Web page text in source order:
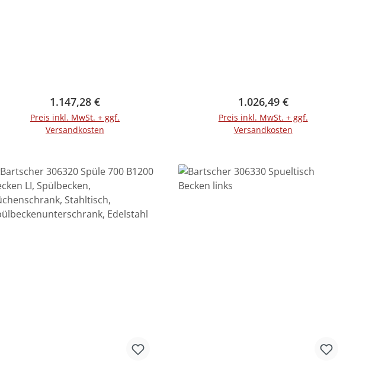
Regulärer Preis:
1.147,28 €
Preis inkl. MwSt. + ggf.
Versandkosten
Regulärer Preis:
1.026,49 €
Preis inkl. MwSt. + ggf.
Versandkosten